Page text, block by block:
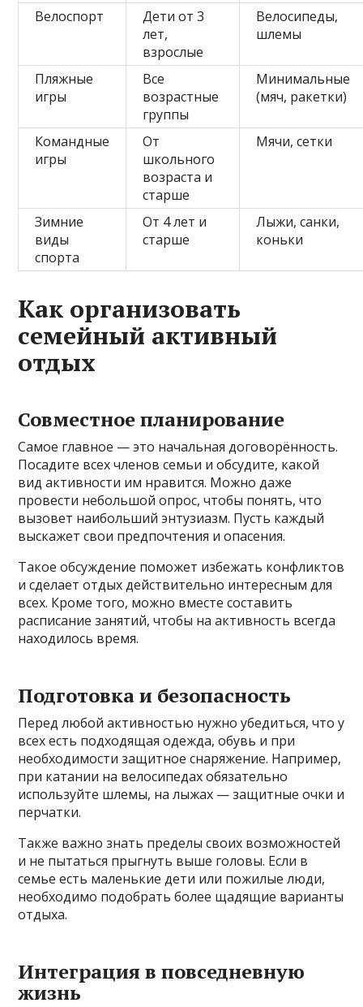
Велоспорт
Дети от 3
лет,
взрослые
Велосипеды,
шлемы
Пляжные
игры
Все
возрастные
группы
Минимальные
(мяч, ракетки)
Командные
игры
От
школьного
возраста и
старше
Мячи, сетки
Зимние
виды
спорта
От 4 лет и
старше
Лыжи, санки,
коньки
Как организовать
семейный активный
отдых
Совместное планирование
Самое главное — это начальная договорённость.
Посадите всех членов семьи и обсудите, какой
вид активности им нравится. Можно даже
провести небольшой опрос, чтобы понять, что
вызовет наибольший энтузиазм. Пусть каждый
выскажет свои предпочтения и опасения.
Такое обсуждение поможет избежать конфликтов
и сделает отдых действительно интересным для
всех. Кроме того, можно вместе составить
расписание занятий, чтобы на активность всегда
находилось время.
Подготовка и безопасность
Перед любой активностью нужно убедиться, что у
всех есть подходящая одежда, обувь и при
необходимости защитное снаряжение. Например,
при катании на велосипедах обязательно
используйте шлемы, на лыжах — защитные очки и
перчатки.
Также важно знать пределы своих возможностей
и не пытаться прыгнуть выше головы. Если в
семье есть маленькие дети или пожилые люди,
необходимо подобрать более щадящие варианты
отдыха.
Интеграция в повседневную
жизнь